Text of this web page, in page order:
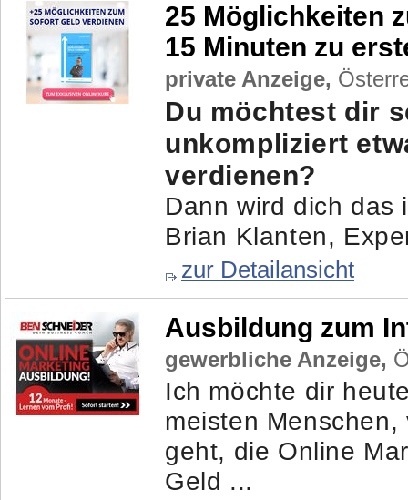
25 Möglichkeiten
15 Minuten zu
private Anzeige,
Du möchtest dir
unkompliziert
verdienen?
Dann wird dich das
Brian Klanten,
zur Detailansicht
Ausbildung zum
gewerbliche Anzeige,
Ich möchte dir
meisten
geht, die Online
Geld ...